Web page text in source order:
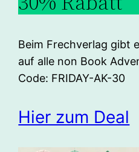
Beim Frechverlag gibt
auf alle non Book
Code: FRIDAY-AK-30
Hier zum Deal